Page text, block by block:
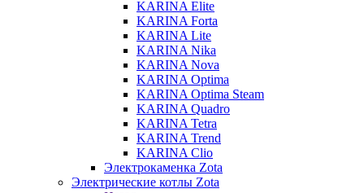
KARINA Elite
KARINA Forta
KARINA Lite
KARINA Nika
KARINA Nova
KARINA Optima
KARINA Optima Steam
KARINA Quadro
KARINA Tetra
KARINA Trend
KARINA Clio
Электрокаменка Zota
Электрические котлы Zota